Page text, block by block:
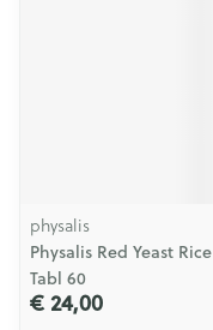
physalis
Physalis Red Yeast Rice
Tabl 60
€ 24,00